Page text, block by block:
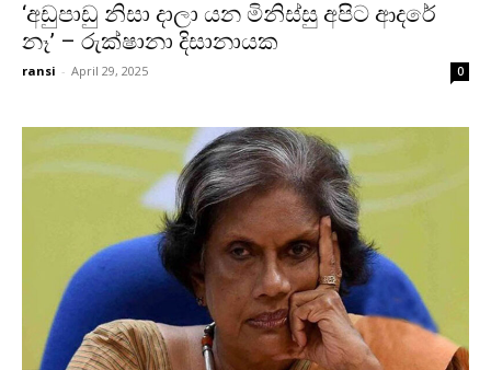
‘අඩුපාඩු නිසා දාලා යන මිනිස්සු අපිට ආදරේ
නෑ’ – රුක්ෂානා දිසානායක
ransi - April 29, 2025 0